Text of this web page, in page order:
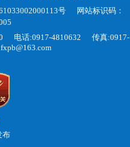
号
网站标识码：
电话:0917-4810632
传真:0917-
布